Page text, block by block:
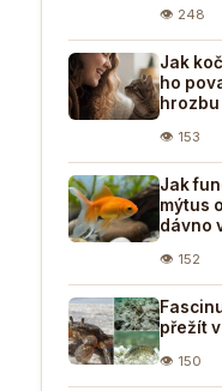
👁 248
Jak
ho
hrozbu
👁 153
Jak
mýtus
dávno
👁 152
přežít
👁 150